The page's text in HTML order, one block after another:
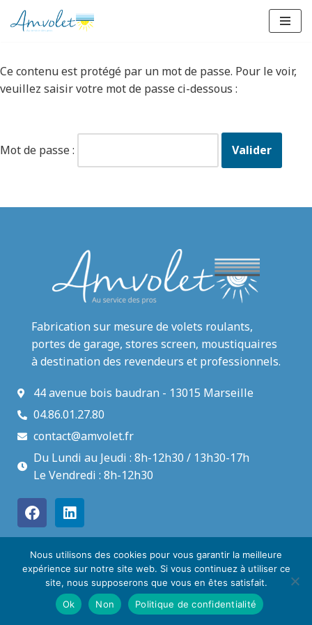
contenu
Ce contenu est protégé par un mot de passe. Pour le voir,
veuillez saisir votre mot de passe ci-dessous :
Mot de passe :
Fabrication sur mesure de volets roulants,
portes de garage, stores screen, moustiquaires
à destination des revendeurs et professionnels.
44 avenue bois baudran - 13015 Marseille
04.86.01.27.80
contact@amvolet.fr
Du Lundi au Jeudi : 8h-12h30 / 13h30-17h
Le Vendredi : 8h-12h30
Copyright © AMVOLET 2021 |Mentions légales|
CréationMelyCrea
Nous utilisons des cookies pour vous garantir la meilleure
expérience sur notre site web. Si vous continuez à utiliser ce
site, nous supposerons que vous en êtes satisfait.
Ok
Non Politique de confidentialité